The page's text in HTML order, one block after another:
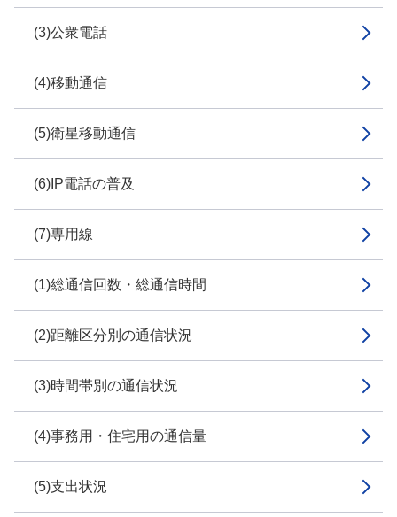
(3)公衆電話
(4)移動通信
(5)衛星移動通信
(6)IP電話の普及
(7)専用線
(1)総通信回数・総通信時間
(2)距離区分別の通信状況
(3)時間帯別の通信状況
(4)事務用・住宅用の通信量
(5)支出状況